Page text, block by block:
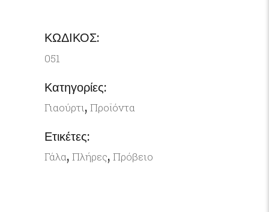
ΚΩΔΙΚΟΣ:
051
Κατηγορίες:
Γιαούρτι, Προϊόντα
Ετικέτες:
Γάλα, Πλήρες, Πρόβειο